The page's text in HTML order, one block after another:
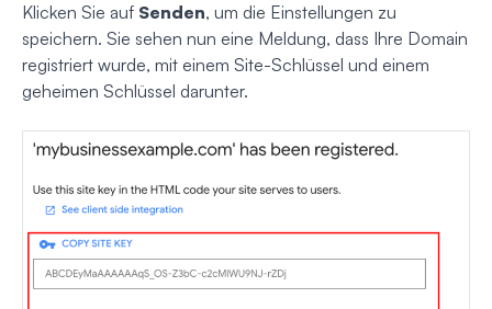
Klicken Sie auf Senden, um die Einstellungen zu
speichern. Sie sehen nun eine Meldung, dass Ihre Domain
registriert wurde, mit einem Site-Schlüssel und einem
geheimen Schlüssel darunter.